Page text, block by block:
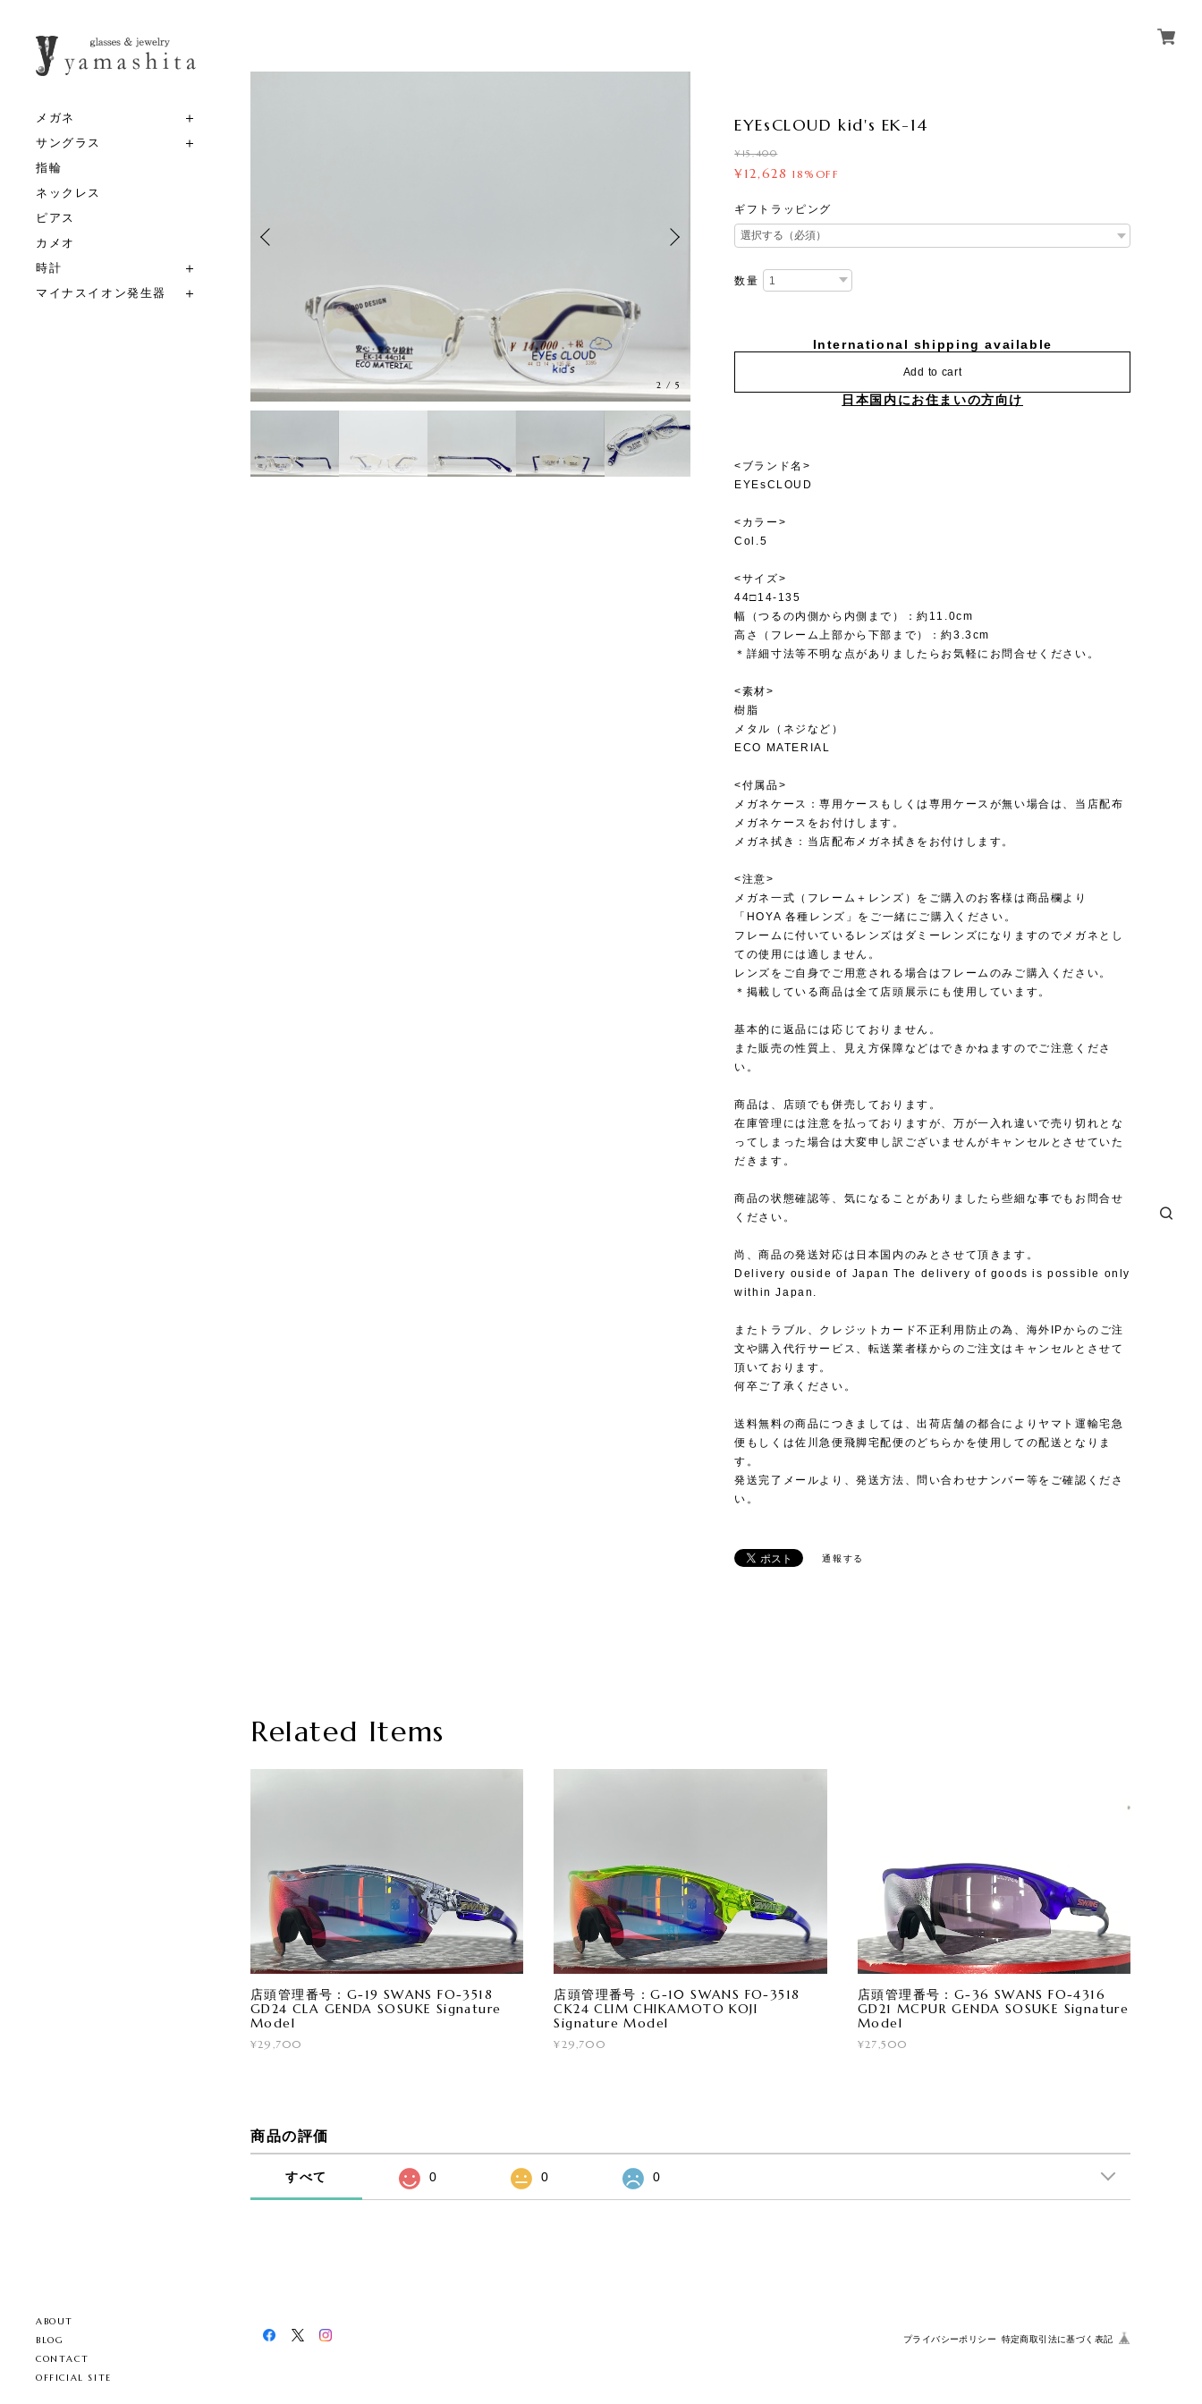
メガネ
サングラス
指輪
ネックレス
ピアス
カメオ
時計
マイナスイオン発生器
ABOUT
BLOG
CONTACT
OFFICIAL SITE
2 /5
EYEsCLOUD kid's EK-14
¥15,400
¥12,628 18%OFF
ギフトラッピング
数量
International shipping available
Add to cart
日本国内にお住まいの方向け
<ブランド名>
EYEsCLOUD
<カラー>
Col.5
<サイズ>
44□14-135
幅（つるの内側から内側まで）：約11.0cm
高さ（フレーム上部から下部まで）：約3.3cm
＊詳細寸法等不明な点がありましたらお気軽にお問合せください。
<素材>
樹脂
メタル（ネジなど）
ECO MATERIAL
<付属品>
メガネケース：専用ケースもしくは専用ケースが無い場合は、当店配布
メガネケースをお付けします。
メガネ拭き：当店配布メガネ拭きをお付けします。
<注意>
メガネ一式（フレーム＋レンズ）をご購入のお客様は商品欄より
「HOYA 各種レンズ」をご一緒にご購入ください。
フレームに付いているレンズはダミーレンズになりますのでメガネとし
ての使用には適しません。
レンズをご自身でご用意される場合はフレームのみご購入ください。
＊掲載している商品は全て店頭展示にも使用しています。
基本的に返品には応じておりません。
また販売の性質上、見え方保障などはできかねますのでご注意くださ
い。
商品は、店頭でも併売しております。
在庫管理には注意を払っておりますが、万が一入れ違いで売り切れとな
ってしまった場合は大変申し訳ございませんがキャンセルとさせていた
だきます。
商品の状態確認等、気になることがありましたら些細な事でもお問合せ
ください。
尚、商品の発送対応は日本国内のみとさせて頂きます。
Delivery ouside of Japan The delivery of goods is possible only
within Japan.
またトラブル、クレジットカード不正利用防止の為、海外IPからのご注
文や購入代行サービス、転送業者様からのご注文はキャンセルとさせて
頂いております。
何卒ご了承ください。
送料無料の商品につきましては、出荷店舗の都合によりヤマト運輸宅急
便もしくは佐川急便飛脚宅配便のどちらかを使用しての配送となりま
す。
発送完了メールより、発送方法、問い合わせナンバー等をご確認くださ
い。
通報する
Related Items
店頭管理番号：G-19 SWANS FO-3518
GD24 CLA GENDA SOSUKE Signature
Model
¥29,700
店頭管理番号：G-10 SWANS FO-3518
CK24 CLIM CHIKAMOTO KOJI
Signature Model
¥29,700
店頭管理番号：G-36 SWANS FO-4316
GD21 MCPUR GENDA SOSUKE Signature
Model
¥27,500
商品の評価
すべて 0 0 0
プライバシーポリシー 特定商取引法に基づく表記